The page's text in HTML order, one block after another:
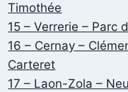
Timothée
15 – Verrerie – Parc
16 – Cernay –
Carteret
17 – Laon-Zola –